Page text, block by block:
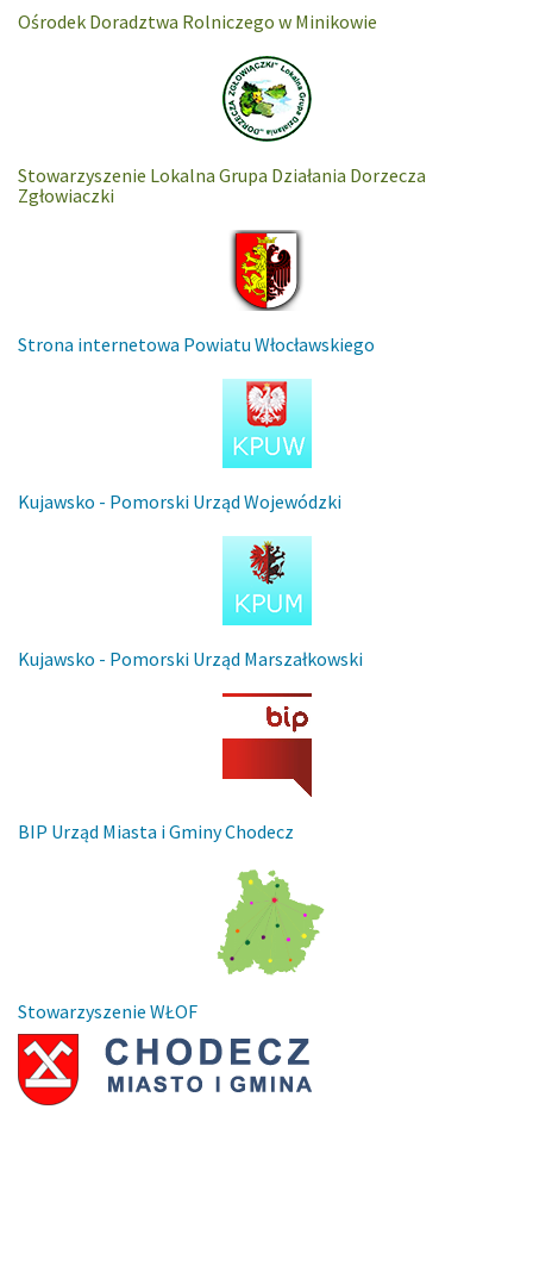
Ośrodek Doradztwa Rolniczego w Minikowie
Stowarzyszenie Lokalna Grupa Działania Dorzecza
Zgłowiaczki
Strona internetowa Powiatu Włocławskiego
Kujawsko - Pomorski Urząd Wojewódzki
Kujawsko - Pomorski Urząd Marszałkowski
BIP Urząd Miasta i Gminy Chodecz
Stowarzyszenie WŁOF